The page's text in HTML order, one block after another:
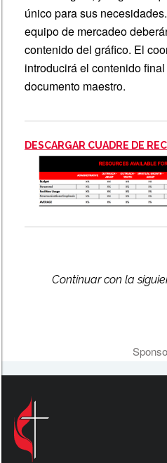
único para sus
equipo de mercadeo
contenido del gráfico. El
introducirá el contenido
documento maestro.
DESCARGAR CUADRE DE
Continuar con la